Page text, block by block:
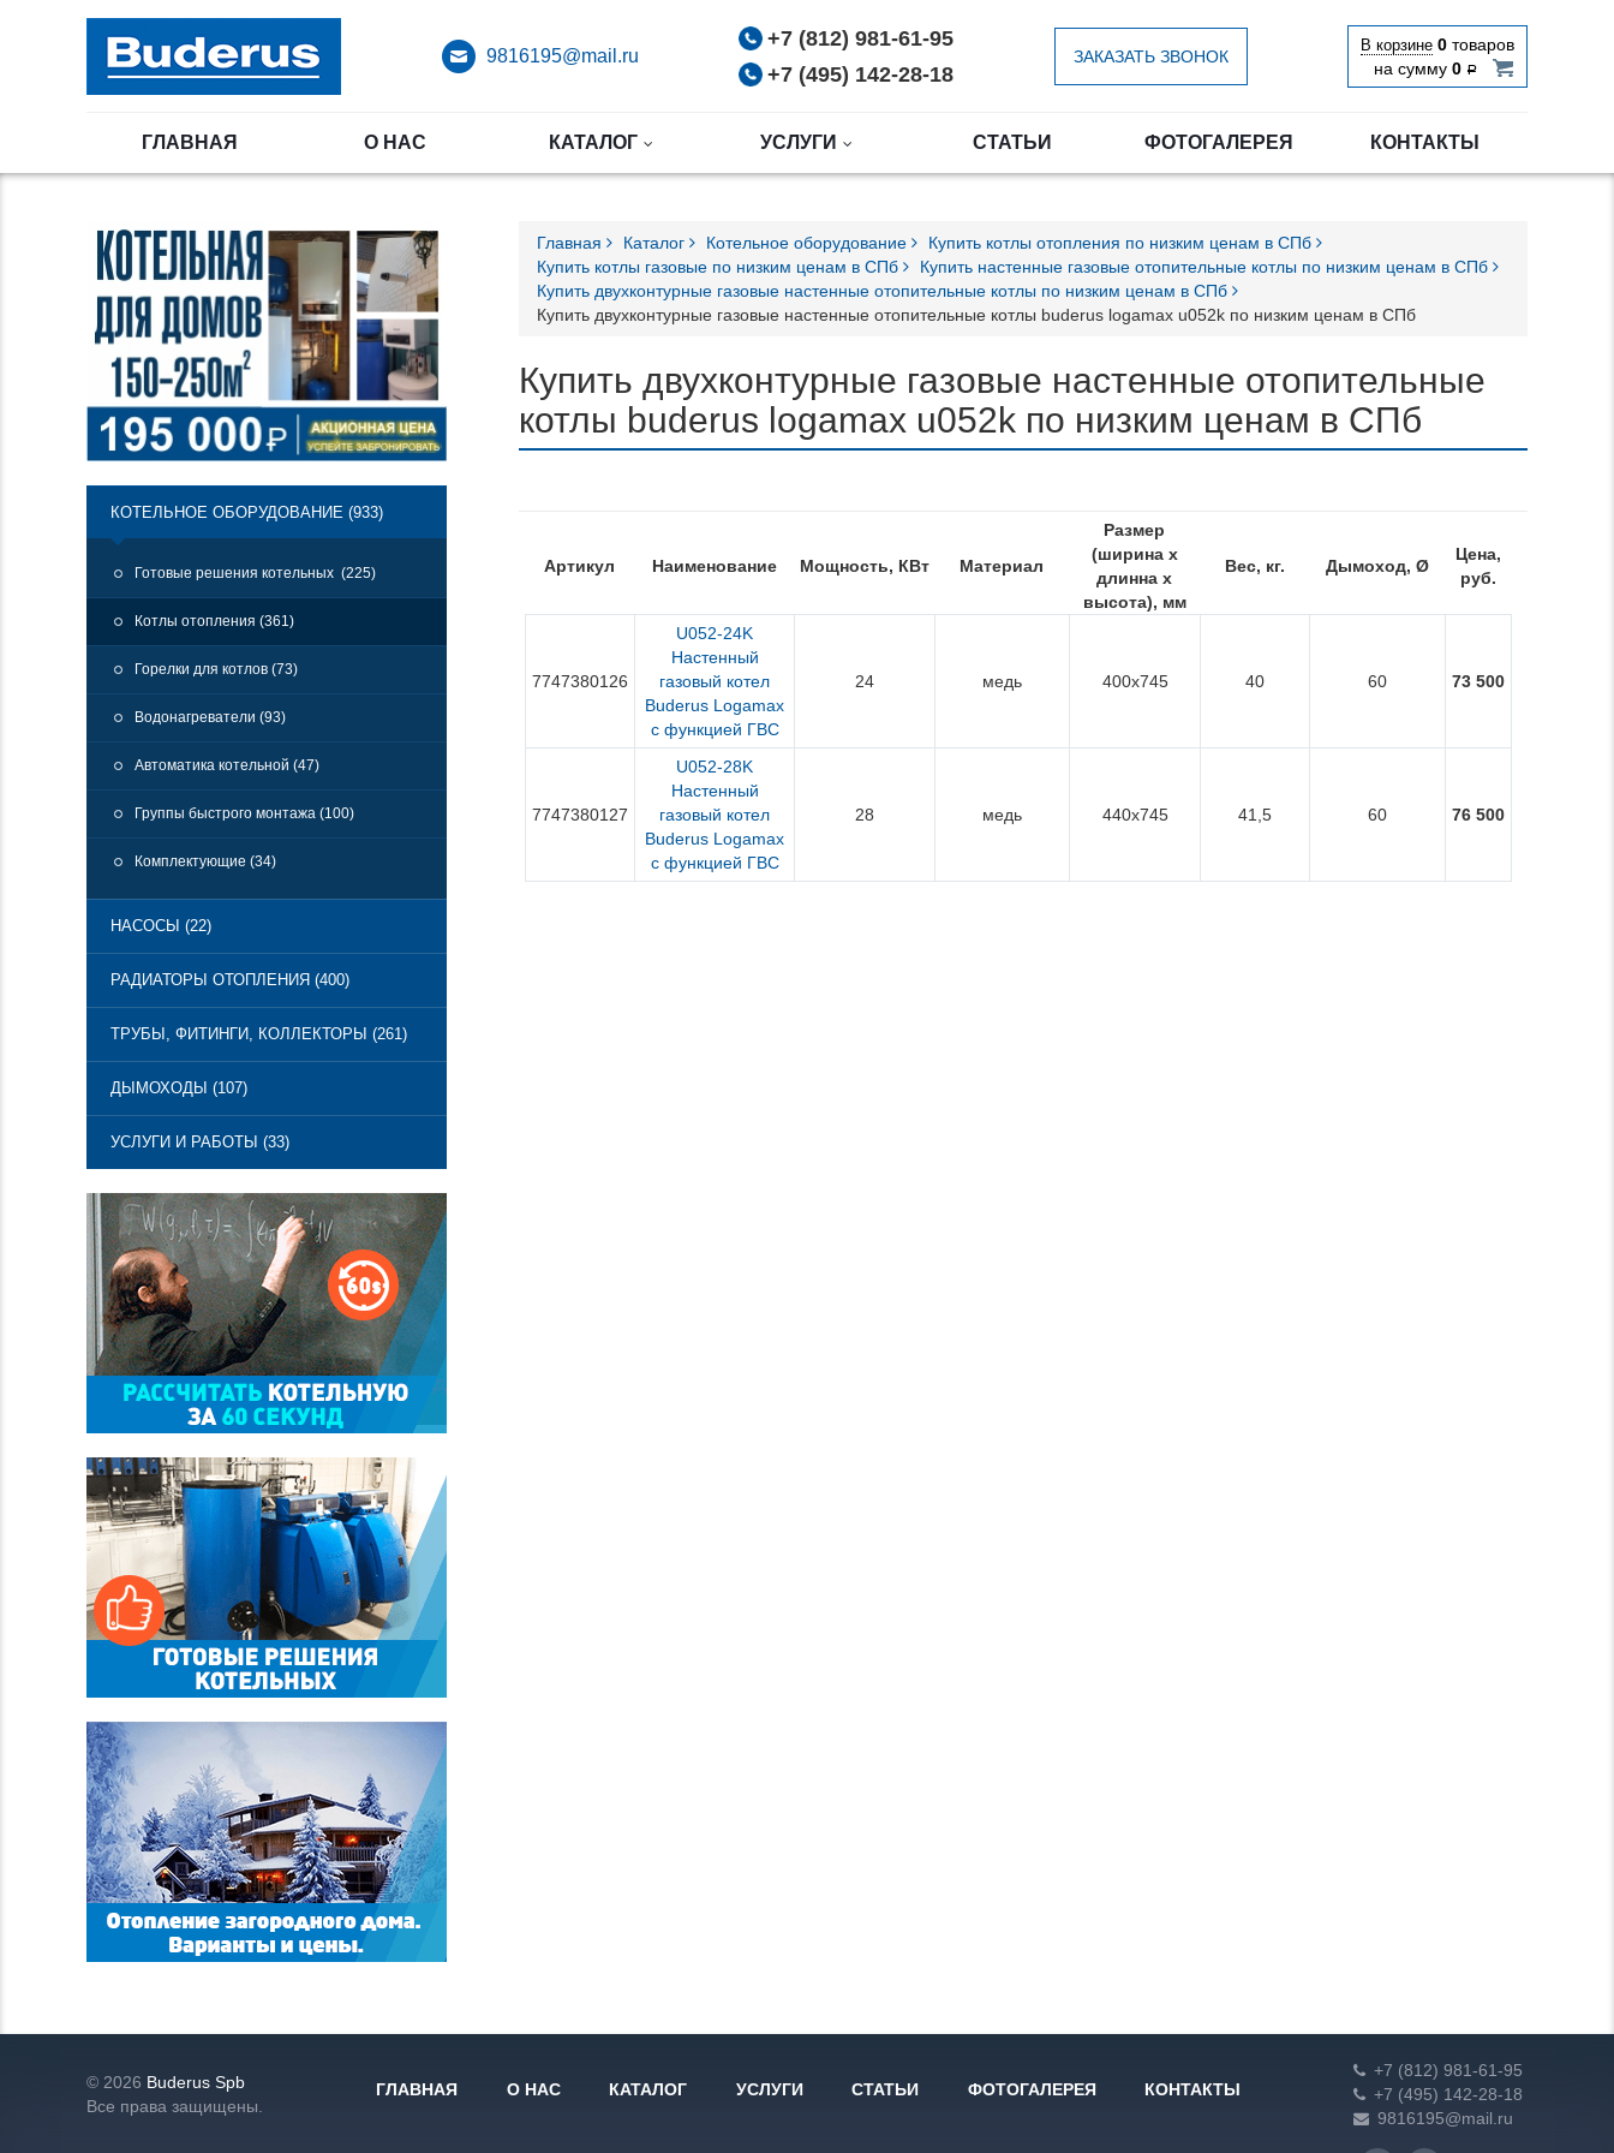
9816195@mail.ru
+7 (812) 981-61-95
+7 (495) 142-28-18
ЗАКАЗАТЬ ЗВОНОК
В корзине 0 товаров
на сумму 0 Р
ГЛАВНАЯ О НАС КАТАЛОГ УСЛУГИ СТАТЬИ ФОТОГАЛЕРЕЯ КОНТАКТЫ
Главная Каталог Котельное оборудование
Купить котлы отопления по низким ценам в СПб
Купить котлы газовые по низким ценам в СПб
Купить настенные газовые отопительные котлы по низким ценам в СПб
Купить двухконтурные газовые настенные отопительные котлы по низким ценам в СПб
Купить двухконтурные газовые настенные отопительные котлы buderus logamax u052k по низким ценам в СПб
Купить двухконтурные газовые настенные отопительные
котлы buderus logamax u052k по низким ценам в СПб
Артикул Наименование Мощность, КВт Материал
Размер
(ширина x
длинна х
высота), мм
Вес, кг. Дымоход, Ø
Цена,
руб.
7747380126
U052-24K
Настенный
газовый котел
Buderus Logamax
с функцией ГВС
24 медь 400x745 40 60 73 500
7747380127
U052-28K
Настенный
газовый котел
Buderus Logamax
с функцией ГВС
28 медь 440x745 41,5 60 76 500
КОТЕЛЬНОЕ ОБОРУДОВАНИЕ (933)
Готовые решения котельных (225)
Котлы отопления (361)
Горелки для котлов (73)
Водонагреватели (93)
Автоматика котельной (47)
Группы быстрого монтажа (100)
Комплектующие (34)
НАСОСЫ (22)
РАДИАТОРЫ ОТОПЛЕНИЯ (400)
ТРУБЫ, ФИТИНГИ, КОЛЛЕКТОРЫ (261)
ДЫМОХОДЫ (107)
УСЛУГИ И РАБОТЫ (33)
© 2026 Buderus Spb
Все права защищены.
ГЛАВНАЯ О НАС КАТАЛОГ УСЛУГИ СТАТЬИ ФОТОГАЛЕРЕЯ КОНТАКТЫ
+7 (812) 981-61-95
+7 (495) 142-28-18
9816195@mail.ru